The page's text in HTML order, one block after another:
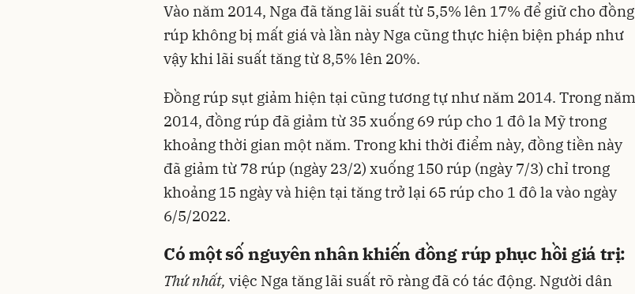
Vào năm 2014, Nga đã tăng lãi suất từ 5,5% lên 17% để giữ cho đồng
rúp không bị mất giá và lần này Nga cũng thực hiện biện pháp như
vậy khi lãi suất tăng từ 8,5% lên 20%.
Đồng rúp sụt giảm hiện tại cũng tương tự như năm 2014. Trong năm
2014, đồng rúp đã giảm từ 35 xuống 69 rúp cho 1 đô la Mỹ trong
khoảng thời gian một năm. Trong khi thời điểm này, đồng tiền này
đã giảm từ 78 rúp (ngày 23/2) xuống 150 rúp (ngày 7/3) chỉ trong
khoảng 15 ngày và hiện tại tăng trở lại 65 rúp cho 1 đô la vào ngày
6/5/2022.
Có một số nguyên nhân khiến đồng rúp phục hồi giá trị:
Thứ nhất, việc Nga tăng lãi suất rõ ràng đã có tác động. Người dân